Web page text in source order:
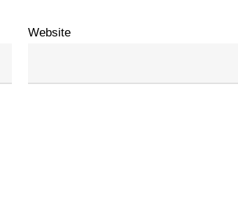
Website